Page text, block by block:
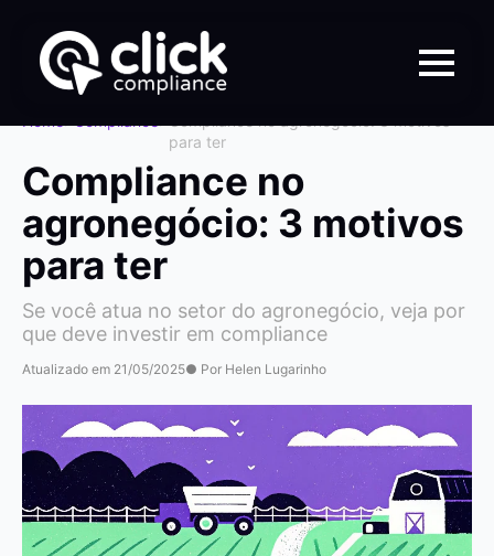
para ter
Compliance no
agronegócio: 3 motivos
para ter
Se você atua no setor do agronegócio, veja por
que deve investir em compliance
Atualizado em 21/05/2025● Por Helen Lugarinho